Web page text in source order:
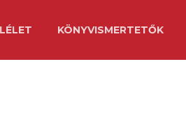
KÖNYVISMERTETŐK